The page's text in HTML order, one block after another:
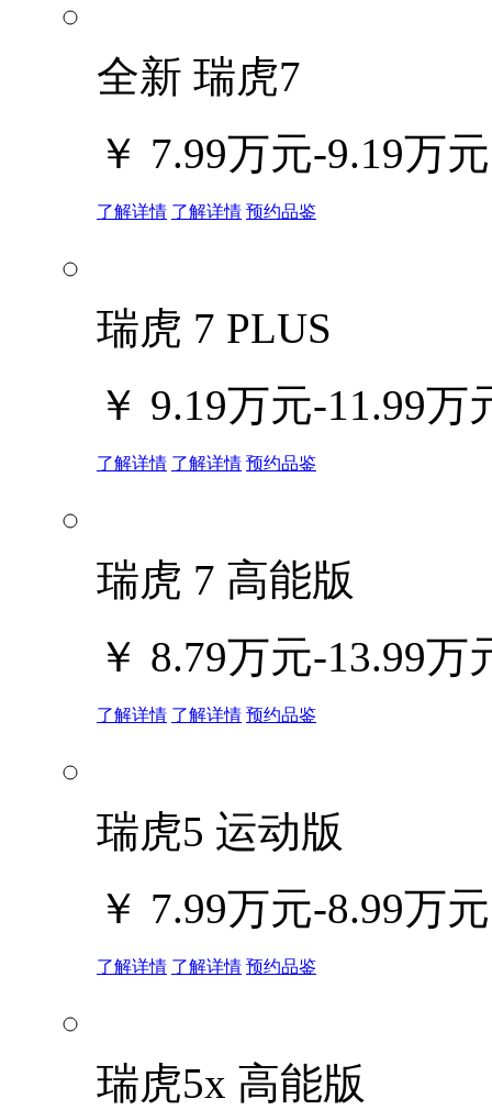
全新 瑞虎7
￥ 7.99万元-9.19万元
了解详情 了解详情 预约品鉴
瑞虎 7 PLUS
￥ 9.19万元-11.99万
了解详情 了解详情 预约品鉴
瑞虎 7 高能版
￥ 8.79万元-13.99万
了解详情 了解详情 预约品鉴
瑞虎5 运动版
￥ 7.99万元-8.99万元
了解详情 了解详情 预约品鉴
瑞虎5x 高能版